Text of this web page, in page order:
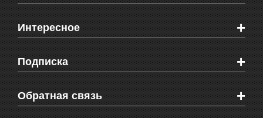
Новости Феодосии
Новости Крыма
Мировые новости
Объявления
Здоровье
СМС мнения читателей
Интересное +
Видео о Феодосии
Веб-камеры Феодосии
Блоги феодосийцев
Школы Феодосии
Подписка +
Печатная версия газеты "Кафа"
RSS
Обратная связь +